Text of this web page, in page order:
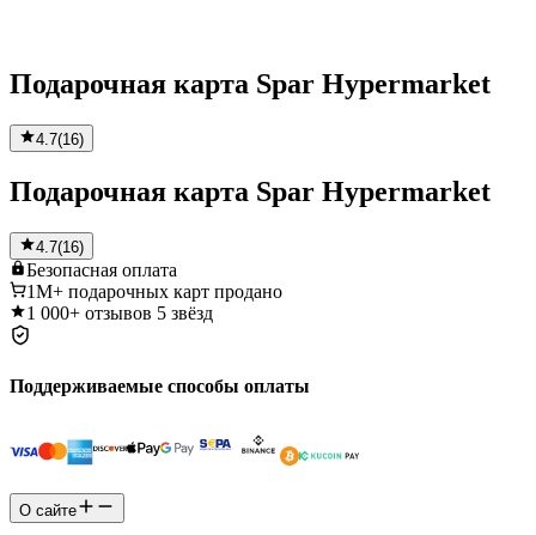
Подарочная карта Spar Hypermarket
4.7(16)
Подарочная карта Spar Hypermarket
4.7(16)
Безопасная оплата
1M+ подарочных карт продано
1 000+ отзывов 5 звёзд
Поддерживаемые способы оплаты
О сайте